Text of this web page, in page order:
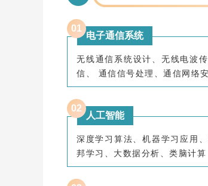
01
电子通信系统
无线通信系统设计、无线电波
信、 通信信号处理、通信网络
02
人工智能
深度学习算法、机器学习应用
邦学习、大数据分析、类脑计算